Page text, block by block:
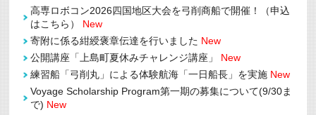
高専ロボコン2026四国地区大会を弓削商船で開催！（申込
はこちら） New
寄附に係る紺綬褒章伝達を行いました New
公開講座「上島町夏休みチャレンジ講座」
New
練習船「弓削丸」による体験航海「一日船長」を実施 New
Voyage Scholarship Program第一期の募集について(9/30ま
で) New